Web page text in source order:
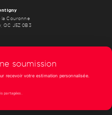
la Couronne
QC J5Z 0B3
soumission
recevoir votre estimation personnalisée.
partagées.